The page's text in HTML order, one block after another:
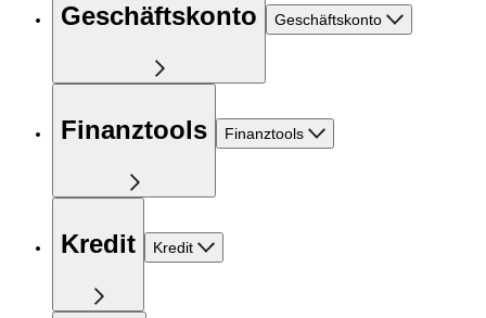
Geschäftskonto Geschäftskonto
Finanztools Finanztools
Kredit Kredit